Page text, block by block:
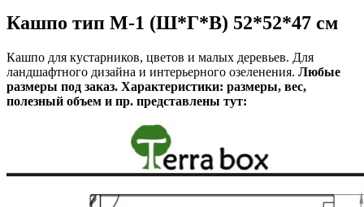
Кашпо тип М-1 (Ш*Г*В) 52*52*47 см
Кашпо для кустарников, цветов и малых деревьев. Для
ландшафтного дизайна и интерьерного озеленения. Любые
размеры под заказ. Характеристики: размеры, вес,
полезный объем и пр. представлены тут: